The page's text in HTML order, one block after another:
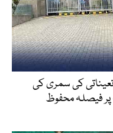
کی سمری کی
فیصلہ محفوظ